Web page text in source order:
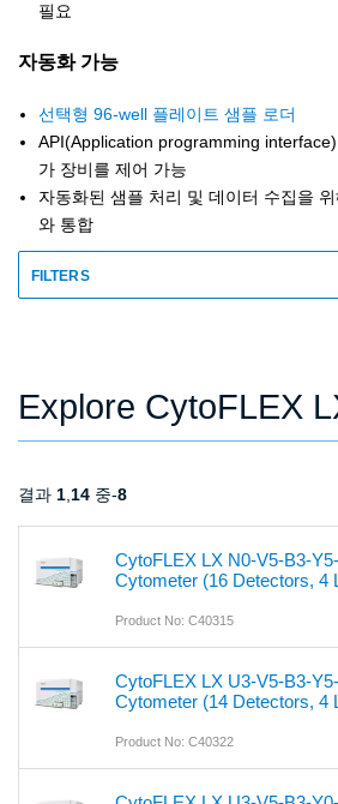
필요
자동화 가능
선택형 96-well 플레이트 샘플 로더
API(Application programming
가 장비를 제어 가능
자동화된 샘플 처리 및 데이터 수집을
와 통합
FILTERS
Explore CytoFLEX
결과 1 14 중-8
CytoFLEX LX N0-V5-B3-
Cytometer (16 Detectors, 4
Product No: C40315
CytoFLEX LX U3-V5-B3-
Cytometer (14 Detectors, 4
Product No: C40322